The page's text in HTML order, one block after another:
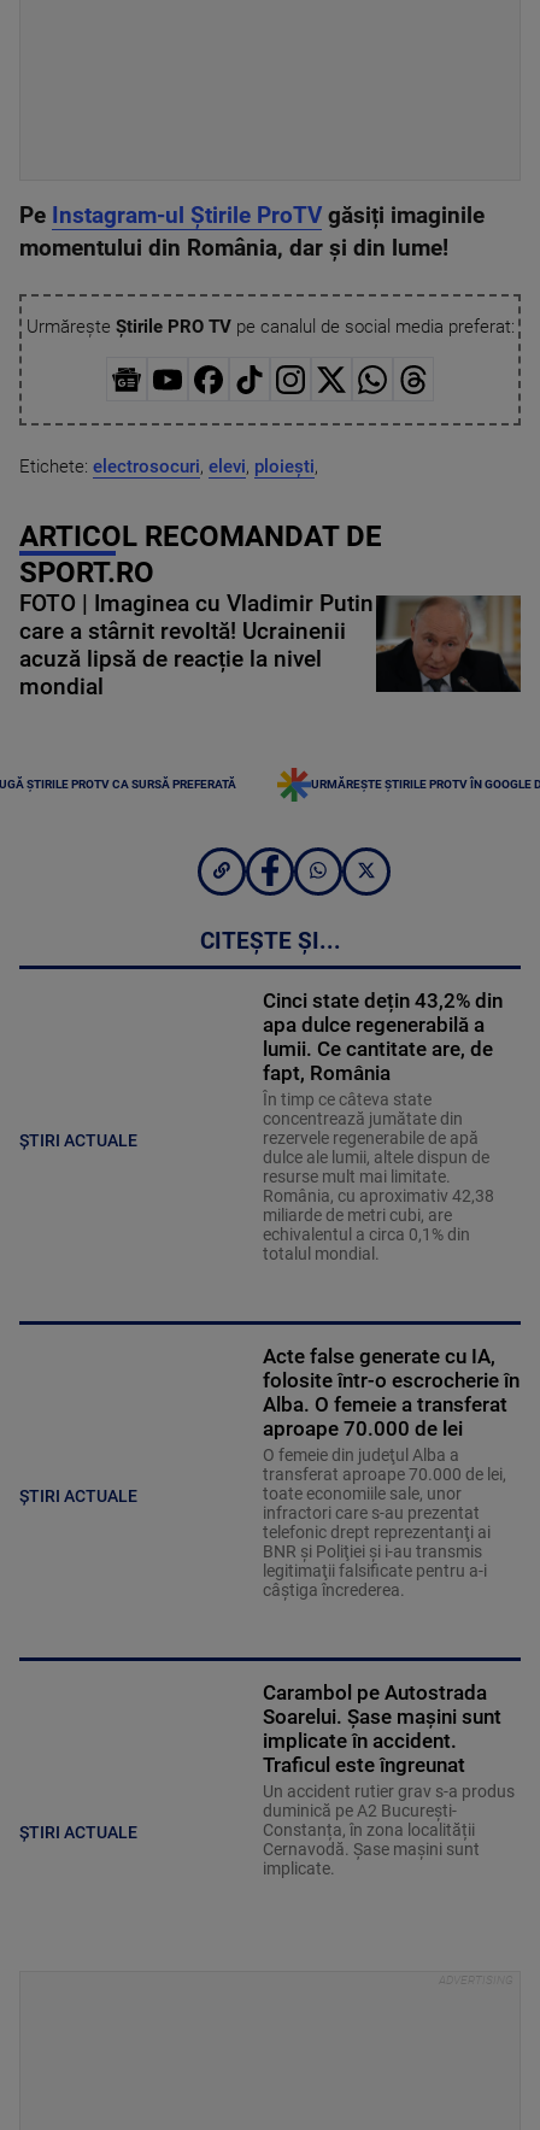
Pe Instagram-ul Știrile ProTV găsiți imaginile
momentului din România, dar și din lume!
Urmărește Știrile PRO TVpe canalul de social media preferat:
Etichete: electrosocuri, elevi, ploiești,
ARTICOL RECOMANDAT DE
SPORT.RO
FOTO | Imaginea cu Vladimir Putin
care a stârnit revoltă! Ucrainenii
acuză lipsă de reacție la nivel
mondial
ȘTIRILE PROTV CA SURSĂ PREFERATĂ URMĂREȘTE ȘTIRILE PROTV ÎN GOOGLE
CITEȘTE ȘI...
ȘTIRI ACTUALE
Cinci state dețin 43,2% din
apa dulce regenerabilă a
lumii. Ce cantitate are, de
fapt, România
În timp ce câteva state
concentrează jumătate din
rezervele regenerabile de apă
dulce ale lumii, altele dispun de
resurse mult mai limitate.
România, cu aproximativ 42,38
miliarde de metri cubi, are
echivalentul a circa 0,1% din
totalul mondial.
ȘTIRI ACTUALE
Acte false generate cu IA,
folosite într-o escrocherie în
Alba. O femeie a transferat
aproape 70.000 de lei
O femeie din judeţul Alba a
transferat aproape 70.000 de lei,
toate economiile sale, unor
infractori care s-au prezentat
telefonic drept reprezentanţi ai
BNR şi Poliţiei şi i-au transmis
legitimaţii falsificate pentru a-i
câştiga încrederea.
ȘTIRI ACTUALE
Carambol pe Autostrada
Soarelui. Șase mașini sunt
implicate în accident.
Traficul este îngreunat
Un accident rutier grav s-a produs
duminică pe A2 București-
Constanța, în zona localității
Cernavodă. Șase mașini sunt
implicate.